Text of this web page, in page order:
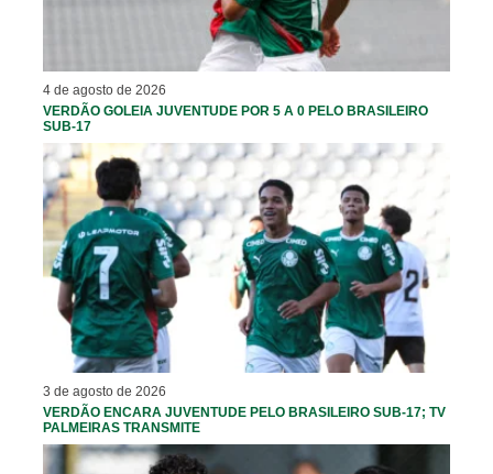
4 de agosto de 2026
VERDÃO GOLEIA JUVENTUDE POR 5 A 0 PELO BRASILEIRO
SUB-17
3 de agosto de 2026
VERDÃO ENCARA JUVENTUDE PELO BRASILEIRO SUB-17; TV
PALMEIRAS TRANSMITE